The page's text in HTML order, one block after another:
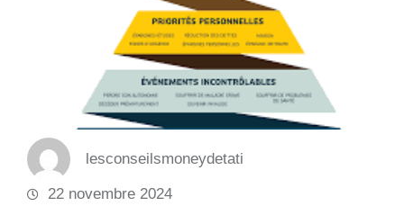
lesconseilsmoneydetati
22 novembre 2024